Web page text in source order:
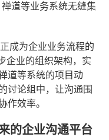
道等业务系统无缝集
成为企业业务流程的
企业的组织架构，实
道等系统的项目动
讨论组中，让沟通围
作效率。
的企业沟通平台